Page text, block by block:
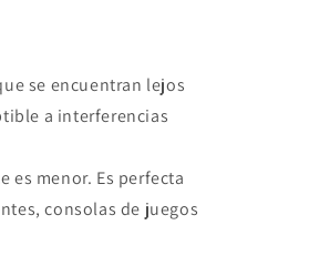
se encuentran lejos
a interferencias
es menor. Es perfecta
consolas de juegos